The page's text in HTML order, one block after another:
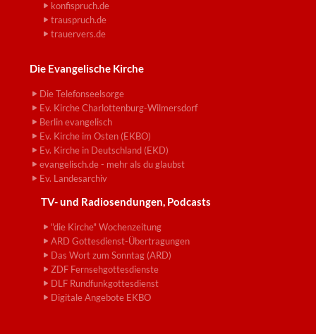
konfispruch.de
trauspruch.de
trauervers.de
Die Evangelische Kirche
Die Telefonseelsorge
Ev. Kirche Charlottenburg-Wilmersdorf
Berlin evangelisch
Ev. Kirche im Osten (EKBO)
Ev. Kirche in Deutschland (EKD)
evangelisch.de - mehr als du glaubst
Ev. Landesarchiv
TV- und Radiosendungen, Podcasts
"die Kirche" Wochenzeitung
ARD Gottesdienst-Übertragungen
Das Wort zum Sonntag (ARD)
ZDF Fernsehgottesdienste
DLF Rundfunkgottesdienst
Digitale Angebote EKBO